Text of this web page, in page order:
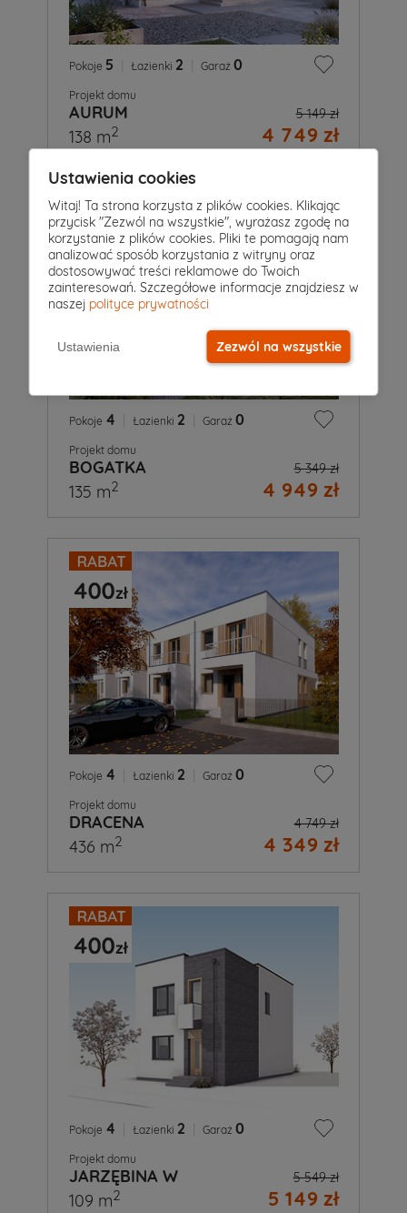
Pokoje 5 Łazienki 2 Garaż 0
Projekt domu
AURUM 5 149 zł
4 749 zł
138 m2
Pokoje 4 Łazienki 2 Garaż 0
Projekt domu
BOGATKA 5 349 zł
4 949 zł
135 m2
Pokoje 4 Łazienki 2 Garaż 0
Projekt domu
DRACENA 4 749 zł
4 349 zł
436 m2
Pokoje 4 Łazienki 2 Garaż 0
Projekt domu
JARZĘBINA W 5 549 zł
5 149 zł
109 m2
Ustawienia cookies
Witaj! Ta strona korzysta z plików cookies. Klikając
przycisk "Zezwól na wszystkie", wyrażasz zgodę na
korzystanie z plików cookies. Pliki te pomagają nam
analizować sposób korzystania z witryny oraz
dostosowywać treści reklamowe do Twoich
zainteresowań. Szczegółowe informacje znajdziesz w
naszej polityce prywatności
Ustawienia Zezwól na wszystkie